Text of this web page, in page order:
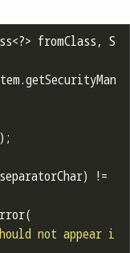
fromClass, S
!=
not appear i